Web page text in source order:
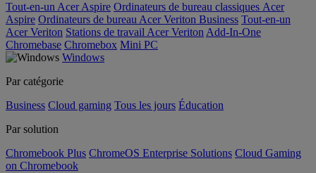
Tout-en-un Acer Aspire Ordinateurs de bureau classiques Acer
Aspire Ordinateurs de bureau Acer Veriton Business Tout-en-un
Acer Veriton Stations de travail Acer Veriton Add-In-One
Chromebase Chromebox Mini PC
Windows
Par catégorie
Business Cloud gaming Tous les jours Éducation
Par solution
Chromebook Plus ChromeOS Enterprise Solutions Cloud Gaming
on Chromebook